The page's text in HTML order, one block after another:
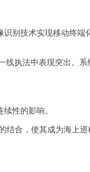
别技术实现移动终
执法中表现突出。
性的影响。
合，使其成为海上